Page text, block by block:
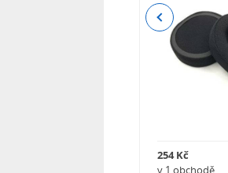
254 Kč
v 1 obchodě
Previous